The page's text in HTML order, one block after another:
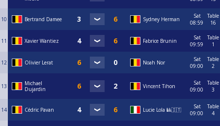
10 Bertrand Damee Sydney Herman
Sat
08:59
Table
16
11 Xavier Wantiez Fabrice Brunin
Sat
09:59
Table
1
12 Olivier Lerat Noah Nor
Sat
09:00
Table
2
13
Michael
Dujardin
Vincent Tihon
Sat
09:00
Table
3
14 Cédric Pavan Lucie Lola 🎱🇮🇹
Sat
09:00
Table
4